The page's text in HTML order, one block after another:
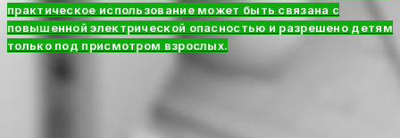
практическое использование может быть связана с
повышенной электрической опасностью и разрешено детям
только под присмотром взрослых.